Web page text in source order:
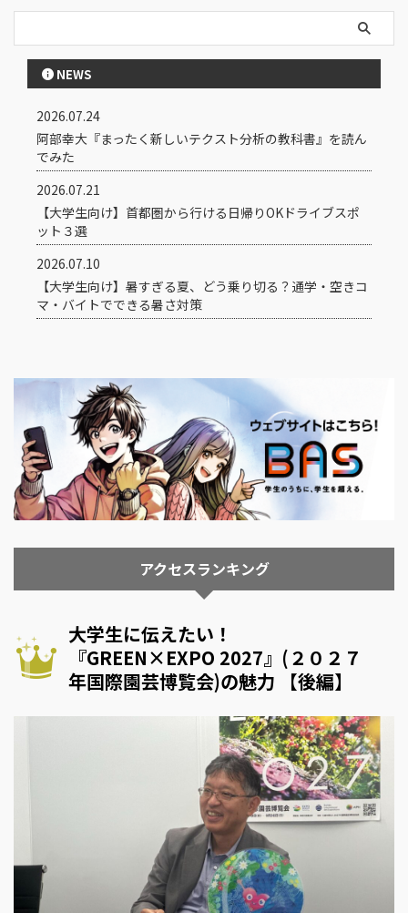
NEWS
2026.07.24
阿部幸大『まったく新しいテクスト分析の教科書』を読ん
でみた
2026.07.21
【大学生向け】首都圏から行ける日帰りOKドライブスポ
ット３選
2026.07.10
【大学生向け】暑すぎる夏、どう乗り切る？通学・空きコ
マ・バイトでできる暑さ対策
アクセスランキング
大学生に伝えたい！
『GREEN×EXPO 2027』(２０２７
年国際園芸博覧会)の魅力 【後編】